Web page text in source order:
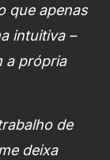
que apenas
intuitiva –
a própria
de
deixa